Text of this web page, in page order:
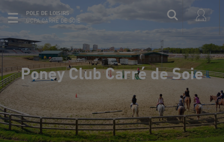
POLE DE LOISIRS
UCPA CARRÉ DE SOIE
Poney Club Carré de Soie